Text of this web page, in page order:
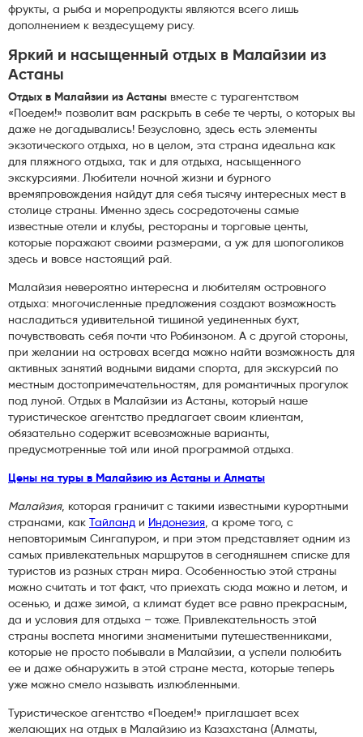
фрукты, а рыба и морепродукты являются всего лишь
дополнением к вездесущему рису.
Яркий и насыщенный отдых в Малайзии из
Астаны
Отдых в Малайзии из Астаны вместе с турагентством
«Поедем!» позволит вам раскрыть в себе те черты, о которых вы
даже не догадывались! Безусловно, здесь есть элементы
экзотического отдыха, но в целом, эта страна идеальна как
для пляжного отдыха, так и для отдыха, насыщенного
экскурсиями. Любители ночной жизни и бурного
времяпровождения найдут для себя тысячу интересных мест в
столице страны. Именно здесь сосредоточены самые
известные отели и клубы, рестораны и торговые центы,
которые поражают своими размерами, а уж для шопоголиков
здесь и вовсе настоящий рай.
Малайзия невероятно интересна и любителям островного
отдыха: многочисленные предложения создают возможность
насладиться удивительной тишиной уединенных бухт,
почувствовать себя почти что Робинзоном. А с другой стороны,
при желании на островах всегда можно найти возможность для
активных занятий водными видами спорта, для экскурсий по
местным достопримечательностям, для романтичных прогулок
под луной. Отдых в Малайзии из Астаны, который наше
туристическое агентство предлагает своим клиентам,
обязательно содержит всевозможные варианты,
предусмотренные той или иной программой отдыха.
Цены на туры в Малайзию из Астаны и Алматы
Малайзия, которая граничит с такими известными курортными
странами, как
Тайланд и Индонезия, а кроме того, с
неповторимым Сингапуром, и при этом представляет одним из
самых привлекательных маршрутов в сегодняшнем списке для
туристов из разных стран мира. Особенностью этой страны
можно считать и тот факт, что приехать сюда можно и летом, и
осенью, и даже зимой, а климат будет все равно прекрасным,
да и условия для отдыха – тоже. Привлекательность этой
страны воспета многими знаменитыми путешественниками,
которые не просто побывали в Малайзии, а успели полюбить
ее и даже обнаружить в этой стране места, которые теперь
уже можно смело называть излюбленными.
Туристическое агентство «Поедем!» приглашает всех
желающих на отдых в Малайзию из Казахстана (Алматы,